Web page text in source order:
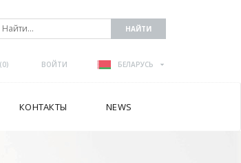
0) ВОЙТИ БЕЛАРУСЬ
КОНТАКТЫ NEWS